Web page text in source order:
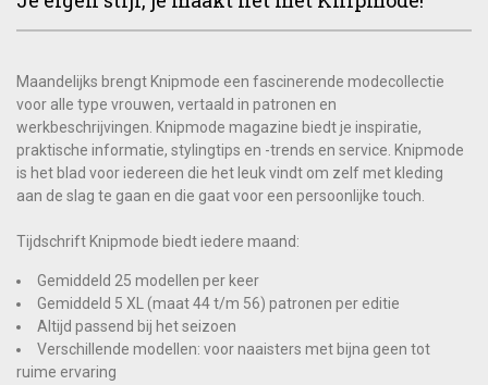
Maandelijks brengt Knipmode een fascinerende modecollectie
voor alle type vrouwen, vertaald in patronen en
werkbeschrijvingen. Knipmode magazine biedt je inspiratie,
praktische informatie, stylingtips en -trends en service. Knipmode
is het blad voor iedereen die het leuk vindt om zelf met kleding
aan de slag te gaan en die gaat voor een persoonlijke touch.
Tijdschrift Knipmode biedt iedere maand:
Gemiddeld 25 modellen per keer
Gemiddeld 5 XL (maat 44 t/m 56) patronen per editie
Altijd passend bij het seizoen
Verschillende modellen: voor naaisters met bijna geen tot
ruime ervaring